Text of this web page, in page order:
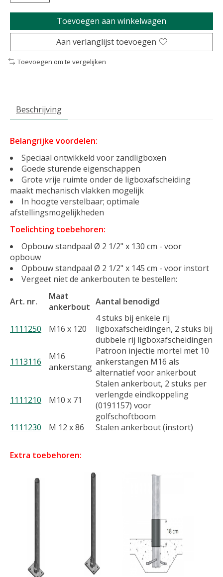
Toevoegen aan winkelwagen
Aan verlanglijst toevoegen
Toevoegen om te vergelijken
Beschrijving
Belangrijke voordelen:
Speciaal ontwikkeld voor zandligboxen
Goede sturende eigenschappen
Grote vrije ruimte onder de ligboxafscheiding
maakt mechanisch vlakken mogelijk
In hoogte verstelbaar; optimale
afstellingsmogelijkheden
Toelichting toebehoren:
Opbouw standpaal Ø 2 1/2" x 130 cm - voor
opbouw
Opbouw standpaal Ø 2 1/2" x 145 cm - voor instort
Vergeet niet de ankerbouten te bestellen:
Art. nr.
Maat
ankerbout Aantal benodigd
1111250 M16 x 120
4 stuks bij enkele rij
ligboxafscheidingen, 2 stuks bij
dubbele rij ligboxafscheidingen
1113116
M16
ankerstang
Patroon injectie mortel met 10
ankerstangen M16 als
alternatief voor ankerbout
1111210 M10 x 71
Stalen ankerbout, 2 stuks per
verlengde eindkoppeling
(0191157) voor
golfschoftboom
1111230
M 12 x 86 Stalen ankerbout (instort)
Extra toebehoren: